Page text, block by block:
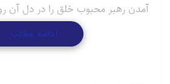
آمدن رهبر محبوب خلق را در دل آن
اما ماجرای ساخت این اثر در یکی از
پایتخت هم خود قصه کاملی است
ادامه مطلب